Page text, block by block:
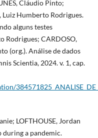
Cláudio Pinto;
Luiz Humberto Rodrigues.
alguns testes
Rodrigues; CARDOSO,
(org.). Análise de dados
Scientia, 2024. v. 1, cap.
LOFTHOUSE, Jordan
during a pandemic.